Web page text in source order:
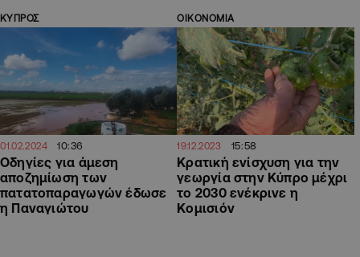
ΚΥΠΡΟΣ
01.02.2024 10:36
Οδηγίες για άμεση
αποζημίωση των
πατατοπαραγωγών έδωσε
η Παναγιώτου
ΟΙΚΟΝΟΜΙΑ
19.12.2023 15:58
Κρατική ενίσχυση για την
γεωργία στην Κύπρο μέχρι
το 2030 ενέκρινε η
Κομισιόν